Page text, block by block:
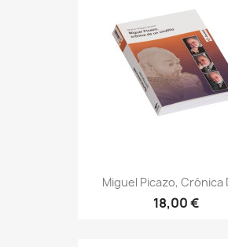
Miguel Picazo, Crónica
18,00 €